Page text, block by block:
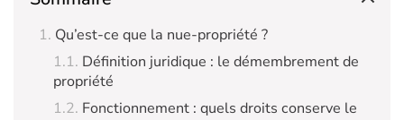
Qu’est-ce que la nue-propriété ?
Définition juridique : le démembrement de
propriété
Fonctionnement : quels droits conserve le